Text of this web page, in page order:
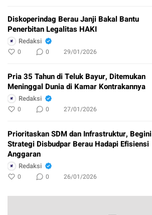
Diskoperindag Berau Janji Bakal Bantu
Penerbitan Legalitas HAKI
Redaksi
0 0 29/01/2026
Pria 35 Tahun di Teluk Bayur, Ditemukan
Meninggal Dunia di Kamar Kontrakannya
Redaksi
0 0 27/01/2026
Prioritaskan SDM dan Infrastruktur, Begini
Strategi Disbudpar Berau Hadapi Efisiensi
Anggaran
Redaksi
0 0 26/01/2026